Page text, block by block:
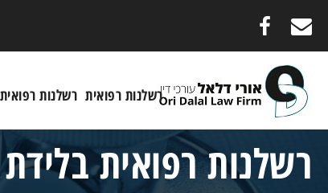
רשלנות רפואית רשלנות
רשלנות רפואית